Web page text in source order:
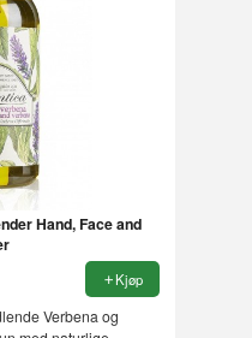
Hand, Face and
Kjøp
Verbena og